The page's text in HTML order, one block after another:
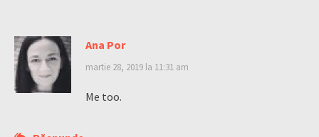
Ana Por
martie 28, 2019 la 11:31 am
Me too.